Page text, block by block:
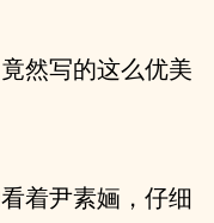
然写的这么优美
着尹素婳，仔细